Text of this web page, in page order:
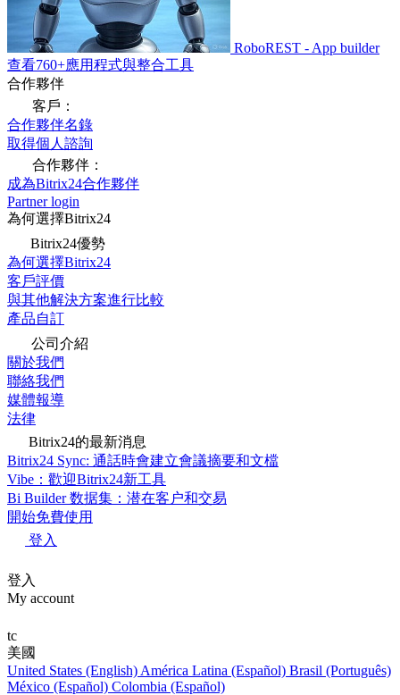
RoboREST - App builder
查看760+應用程式與整合工具
合作夥伴
客戶：
合作夥伴名錄
取得個人諮詢
合作夥伴：
成為Bitrix24合作夥伴
Partner login
為何選擇Bitrix24
Bitrix24優勢
為何選擇Bitrix24
客戶評價
與其他解決方案進行比較
產品自訂
公司介紹
關於我們
聯絡我們
媒體報導
法律
Bitrix24的最新消息
Bitrix24 Sync: 通話時會建立會議摘要和文檔
Vibe：歡迎Bitrix24新工具
Bi Builder 数据集：潜在客户和交易
開始免費使用
登入
登入
My account
tc
美國
United States (English) América Latina (Español) Brasil (Português)
México (Español) Colombia (Español)